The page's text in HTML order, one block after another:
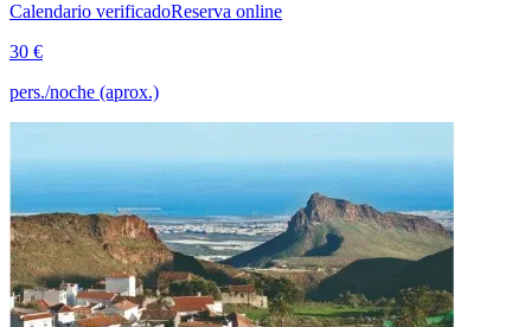
Calendario verificadoReserva online
30 €
pers./noche (aprox.)